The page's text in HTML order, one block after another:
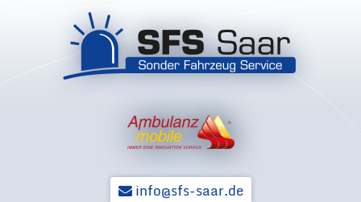
info@sfs-saar.de